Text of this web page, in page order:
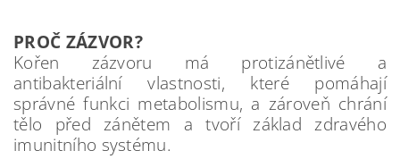
PROČ ZÁZVOR?
Kořen zázvoru má protizánětlivé a
antibakteriální vlastnosti, které pomáhají
správné funkci metabolismu, a zároveň chrání
tělo před zánětem a tvoří základ zdravého
imunitního systému.